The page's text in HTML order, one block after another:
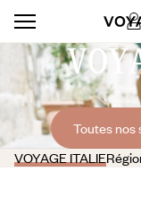
Toutes nos
VOYAGE ITALIE